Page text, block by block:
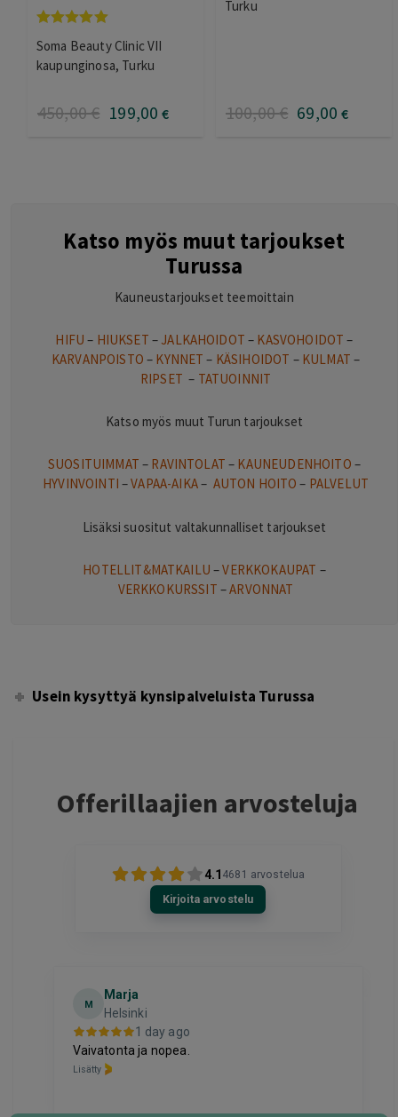
tuotteesta:
5.00/ 5
Soma Beauty Clinic VII
kaupunginosa, Turku
450,00€ 199,00 €
Turku
100,00€ 69,00 €
Katso myös muut tarjoukset
Turussa
Kauneustarjoukset teemoittain
HIFU – HIUKSET – JALKAHOIDOT – KASVOHOIDOT–
KARVANPOISTO – KYNNET – KÄSIHOIDOT – KULMAT –
RIPSET – TATUOINNIT
Katso myös muut Turun tarjoukset
SUOSITUIMMAT – RAVINTOLAT – KAUNEUDENHOITO –
HYVINVOINTI –VAPAA-AIKA– AUTON HOITO – PALVELUT
Lisäksi suositut valtakunnalliset tarjoukset
HOTELLIT&MATKAILU –VERKKOKAUPAT –
VERKKOKURSSIT –ARVONNAT
Usein kysyttyä kynsipalveluista Turussa
Offerillaajien arvosteluja
4.1 4681 arvostelua
Kirjoita arvostelu
M
Marja
Helsinki
1 day ago
Vaivatonta ja nopea.
Lisätty